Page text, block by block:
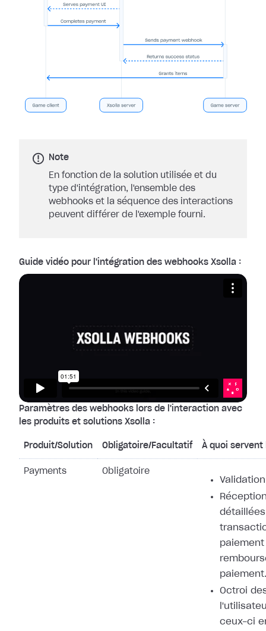
Note
En fonction de la solution utilisée et du
type d'intégration, l'ensemble des
webhooks et la séquence des interactions
peuvent différer de l'exemple fourni.
Guide vidéo pour l'intégration des webhooks Xsolla :
Paramètres des webhooks lors de l'interaction avec
les produits et solutions Xsolla :
Produit/Solution Obligatoire/Facultatif À quoi servent
Payments Obligatoire
paiement.
Octroi
ceux-ci